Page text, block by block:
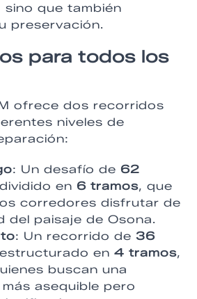
que también
preservación.
para todos los
ofrece dos recorridos
niveles de
: Un desafío de 62
en 6 tramos, que
corredores disfrutar de
del paisaje de Osona.
: Un recorrido de 36
en 4 tramos,
buscan una
asequible pero